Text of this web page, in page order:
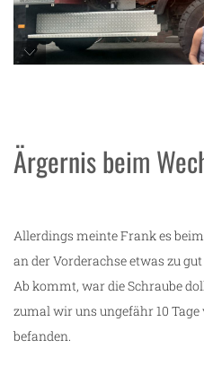
Ärgernis beim
Allerdings meinte Frank es
an der Vorderachse etwas zu
Ab kommt, war die Schraube
zumal wir uns ungefähr 10
befanden.